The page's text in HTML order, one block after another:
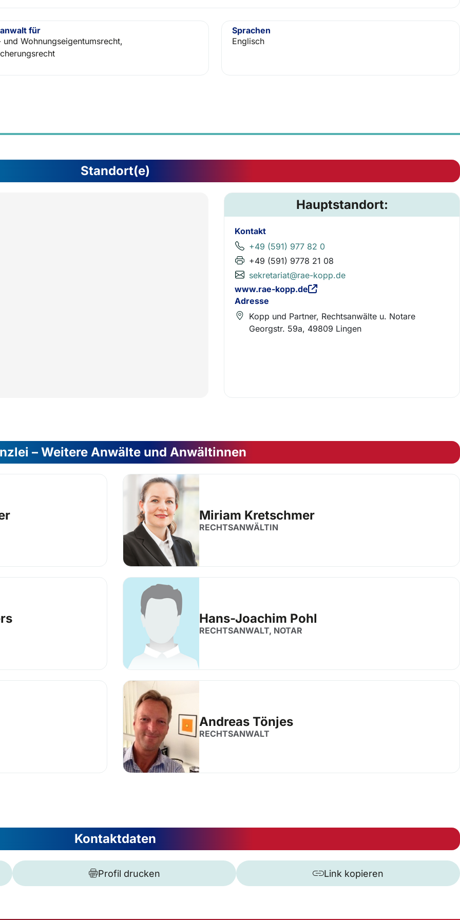
für
und Wohnungseigentumsrecht,
Sprachen
Englisch
Standort(e)
Hauptstandort:
Kontakt
+49 (591) 977 82 0
+49 (591) 9778 21 08
sekretariat@rae-kopp.de
www.rae-kopp.de
Adresse
Kopp und Partner, Rechtsanwälte u. Notare
Georgstr. 59a, 49809 Lingen
– Weitere Anwälte und Anwältinnen
Miriam Kretschmer
RECHTSANWÄLTIN
Hans-Joachim Pohl
RECHTSANWALT, NOTAR
Andreas Tönjes
RECHTSANWALT
Kontaktdaten
Profil drucken Link kopieren